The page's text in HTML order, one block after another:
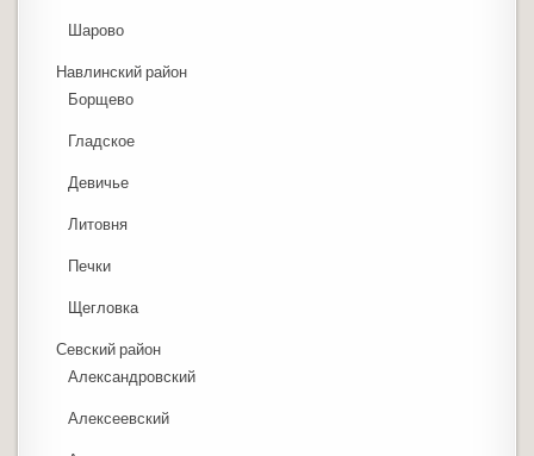
Шарово
Навлинский район
Борщево
Гладское
Девичье
Литовня
Печки
Щегловка
Севский район
Александровский
Алексеевский